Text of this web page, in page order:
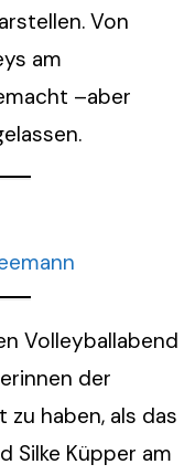
Von
am
–aber
Volleyballabend
der
haben, als das
Silke Küpper am